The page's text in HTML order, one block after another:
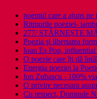
poemul care a ajuns pe
Ritmurile poeziei-
277/ STÂRNEȘTE
Poezia şi libertatea
Ioan Es Pop,
O poezie care îți dă
Energia poeziei la
Ion Zubascu - 100%
O privire necesara
Cu respect, Domnule